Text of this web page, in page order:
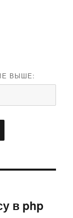
ВЫШЕ:
в php